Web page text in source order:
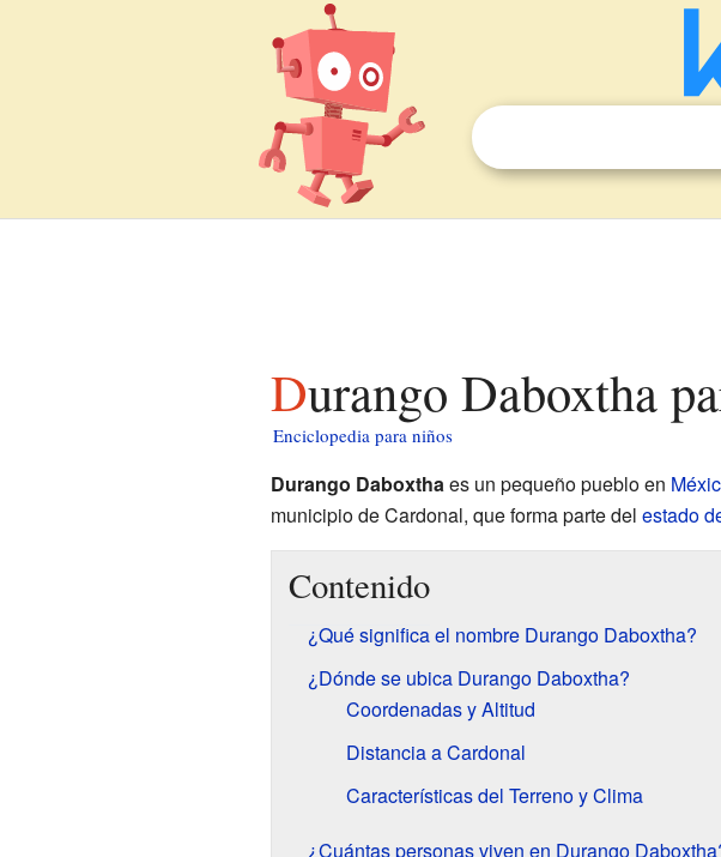
Durango Daboxtha
Enciclopedia para niños
Durango Daboxthaes un pequeño pueblo en
municipio de Cardonal, que forma parte del estado
Contenido
¿Qué significa el nombre Durango Daboxtha?
¿Dónde se ubica Durango Daboxtha?
Coordenadas y Altitud
Distancia a Cardonal
Características del Terreno y Clima
¿Cuántas personas viven en Durango